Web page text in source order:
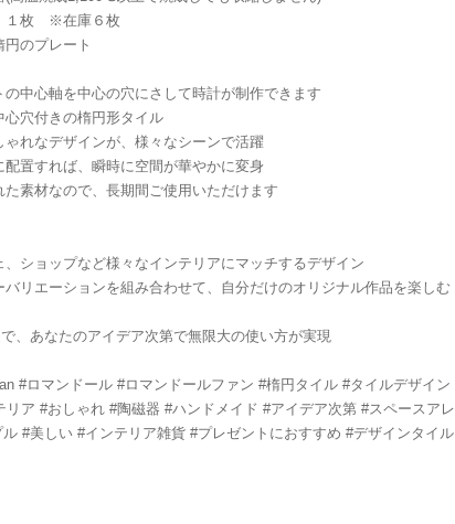
１枚 ※在庫６枚
円のプレート
の中心軸を中心の穴にさして時計が制作できます
心穴付きの楕円形タイル
ゃれなデザインが、様々なシーンで活躍
配置すれば、瞬時に空間が華やかに変身
た素材なので、長期間ご使用いただけます
、ショップなど様々なインテリアにマッチするデザイン
バリエーションを組み合わせて、自分だけのオリジナル作品を楽しむ
、あなたのアイデア次第で無限大の使い方が実現
#ロマンドール #ロマンドールファン #楕円タイル #タイルデザイン
リア #おしゃれ #陶磁器 #ハンドメイド #アイデア次第 #スペースアレ
ル #美しい #インテリア雑貨 #プレゼントにおすすめ #デザインタイル